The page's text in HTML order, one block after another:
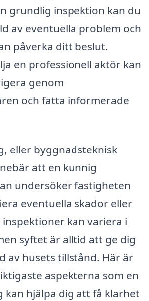
grundlig inspektion kan du
av eventuella problem och
påverka ditt beslut.
en professionell aktör kan
genom
och fatta informerade
eller byggnadsteknisk
att en kunnig
undersöker fastigheten
eventuella skador eller
inspektioner kan variera i
syftet är alltid att ge dig
av husets tillstånd. Här är
aspekterna som en
kan hjälpa dig att få klarhet